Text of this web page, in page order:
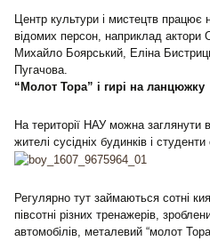
Центр культури і мистецтв працює
відомих персон, наприклад
Михайло Боярський, Еліна
Пугачова.
“Молот Тора” і гирі на ланцюжку
На території НАУ можна
жителі сусідніх будинків і
Регулярно тут займаються сотні
півсотні різних тренажерів,
автомобілів, металевий “молот